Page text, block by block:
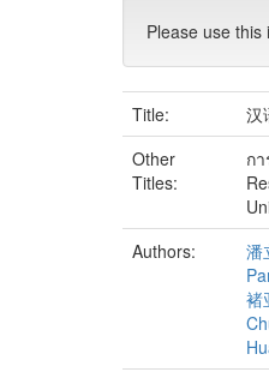
Please use
Title:
汉
Other
Titles:
ก
Authors:
潘
褚